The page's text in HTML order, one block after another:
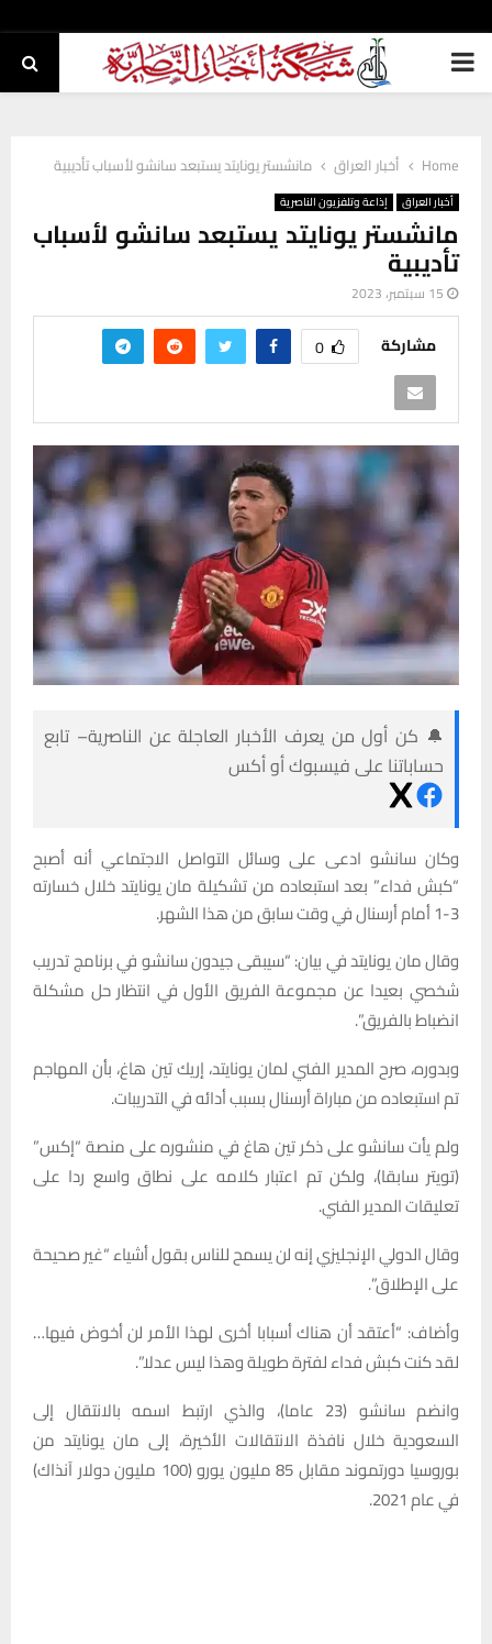
PRIMARY
Home أخبار العراق مانشستر يونايتد يستبعد سانشو لأسباب تأديبية
أخبار العراق إذاعة وتلفزيون الناصرية
مانشستر يونايتد يستبعد سانشو لأسباب
تأديبية
15 سبتمبر، 2023
مشاركة 0
🔔 كن أول من يعرف الأخبار العاجلة عن الناصرية– تابع
حساباتنا على فيسبوك أو أكس
وكان سانشو ادعى على وسائل التواصل الاجتماعي أنه أصبح
“كبش فداء” بعد استبعاده من تشكيلة مان يونايتد خلال خسارته
3-1 أمام أرسنال في وقت سابق من هذا الشهر.
وقال مان يونايتد في بيان: “سيبقى جيدون سانشو في برنامج تدريب
شخصي بعيدا عن مجموعة الفريق الأول في انتظار حل مشكلة
انضباط بالفريق”.
وبدوره، صرح المدير الفني لمان يونايتد، إريك تين هاغ، بأن المهاجم
تم استبعاده من مباراة أرسنال بسبب أدائه في التدريبات.
ولم يأت سانشو على ذكر تين هاغ في منشوره على منصة “إكس”
(تويتر سابقا)، ولكن تم اعتبار كلامه على نطاق واسع ردا على
تعليقات المدير الفني.
وقال الدولي الإنجليزي إنه لن يسمح للناس بقول أشياء “غير صحيحة
على الإطلاق”.
وأضاف: “أعتقد أن هناك أسبابا أخرى لهذا الأمر لن أخوض فيها…
لقد كنت كبش فداء لفترة طويلة وهذا ليس عدلا”.
وانضم سانشو (23 عاما)، والذي ارتبط اسمه بالانتقال إلى
السعودية خلال نافذة الانتقالات الأخيرة، إلى مان يونايتد من
بوروسيا دورتموند مقابل 85 مليون يورو (100 مليون دولار آنذاك)
في عام 2021.